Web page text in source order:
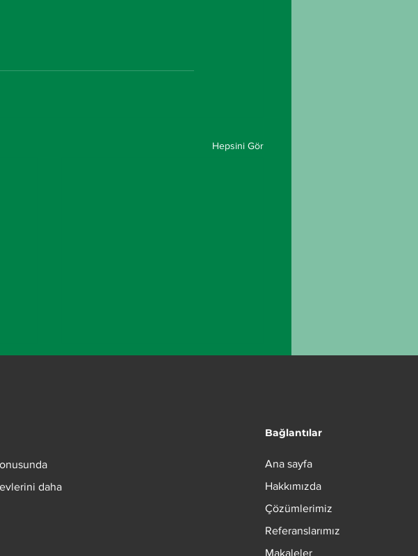
Hepsini Gör
daha
Bağlantılar
Ana sayfa
Hakkımızda
Çözümlerimiz
Referanslarımız
Makaleler